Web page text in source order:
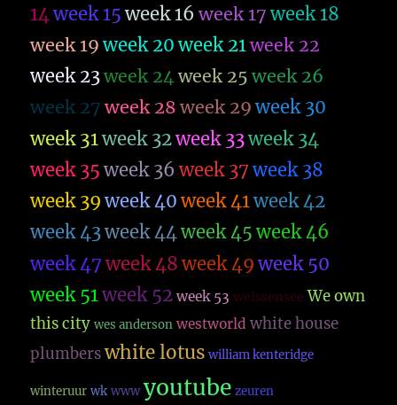
14week 15 week 16 week 17 week 18
week 19 week 20 week 21week 22
week 23week 24week 25 week 26
week 27 week 28 week 29 week 30
week 31week 32week 33week 34
week 35 week 36 week 37 week 38
week 39 week 40 week 41week 42
week 43week 44week 45 week 46
week 47 week 48 week 49 week 50
week 51week 52 week 53 weissensee We own
this city wes anderson westworld white house
plumbers white lotus william kenteridge
winteruur wk www youtube zeuren